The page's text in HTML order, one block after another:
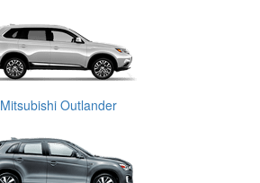
Mitsubishi Outlander